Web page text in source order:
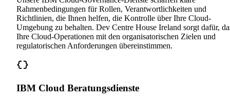
Rahmenbedingungen für Rollen, Verantwortlichkeiten und
Richtlinien, die Ihnen helfen, die Kontrolle über Ihre Cloud-
Umgebung zu behalten. Dev Centre House Ireland sorgt dafür,
Ihre Cloud-Operationen mit den organisatorischen Zielen und
regulatorischen Anforderungen übereinstimmen.
IBM Cloud Beratungsdienste